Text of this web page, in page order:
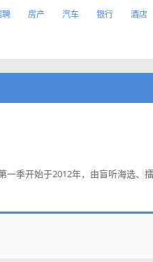
聘 房产 汽车 银行
酒店
一季开始于2012年，由盲听海选、擂